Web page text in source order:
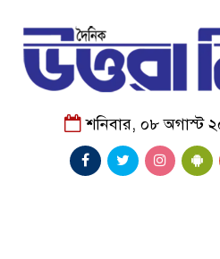
শনিবার, ০৮ অগাস্ট